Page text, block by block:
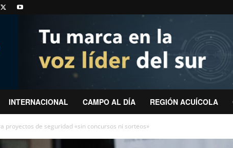
INTERNACIONAL CAMPO AL DÍA REGIÓN ACUÍCOLA
proyectos de seguridad «sin concursos ni sorteos»